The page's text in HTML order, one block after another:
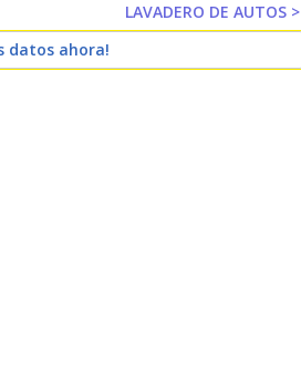
LAVADERO DE AUTOS >
datos ahora!